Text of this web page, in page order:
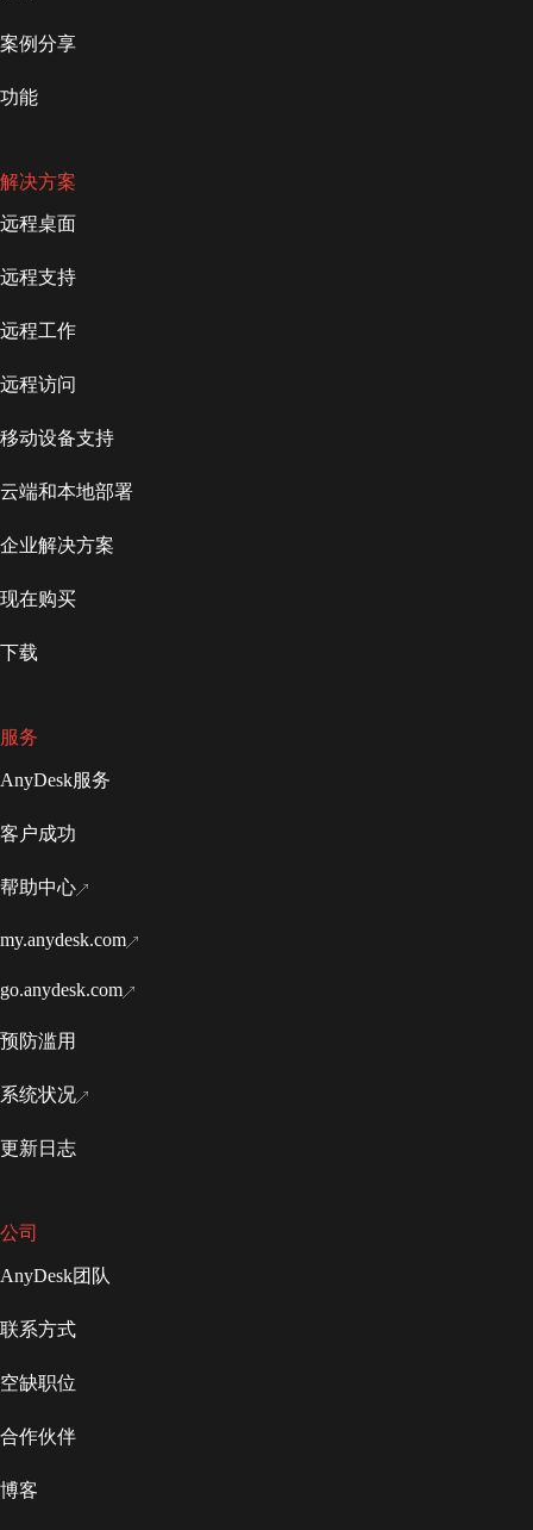
案例分享
功能
解决方案
远程桌面
远程支持
远程工作
远程访问
移动设备支持
云端和本地部署
企业解决方案
现在购买
下载
服务
AnyDesk服务
客户成功
帮助中心
my.anydesk.com
go.anydesk.com
预防滥用
系统状况
更新日志
公司
AnyDesk团队
联系方式
空缺职位
合作伙伴
博客